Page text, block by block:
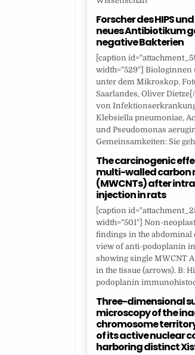
Forscher des HIPS
neues Antibiotikum
negative Bakterien
[caption
width="529"] Biologinnen
unter dem Mikroskop.
Saarlandes, Oliver
von
Klebsiella pneumoniae,
und Pseudomonas
Gemeinsamkeiten: Sie
The carcinogenic
multi-walled carbon
(MWCNTs) after
injection in rats
[caption
width="501"] Non-
findings in the abdominal
view of anti-podoplanin
showing single MWCNT
in the tissue (arrows). B:
podoplanin
Three-dimensional
microscopy of the
chromosome
of its active nuclear
harboring distinct